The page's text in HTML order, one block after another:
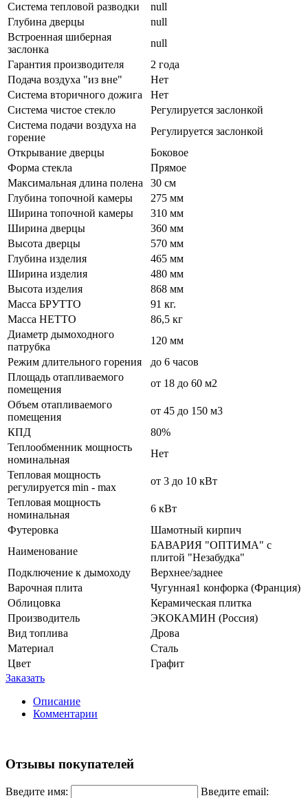
Система тепловой разводки
null
Глубина дверцы
null
Встроенная шиберная
заслонка
null
Гарантия производителя
2 года
Подача воздуха "из вне"
Нет
Система вторичного дожига
Нет
Система чистое стекло
Регулируется заслонкой
Система подачи воздуха на
горение
Регулируется заслонкой
Открывание дверцы
Боковое
Форма стекла
Прямое
Максимальная длина полена
30 см
Глубина топочной камеры
275 мм
Ширина топочной камеры
310 мм
Ширина дверцы
360 мм
Высота дверцы
570 мм
Глубина изделия
465 мм
Ширина изделия
480 мм
Высота изделия
868 мм
Масса БРУТТО
91 кг.
Масса НЕТТО
86,5 кг
Диаметр дымоходного
патрубка
120 мм
Режим длительного горения
до 6 часов
Площадь отапливаемого
помещения
от 18 до 60 м2
Объем отапливаемого
помещения
от 45 до 150 м3
КПД
80%
Теплообменник мощность
номинальная
Нет
Тепловая мощность
регулируется min - max
от 3 до 10 кВт
Тепловая мощность
номинальная
6 кВт
Футеровка
Шамотный кирпич
Наименование
БАВАРИЯ "ОПТИМА" с
плитой "Незабудка"
Подключение к дымоходу
Верхнее/заднее
Варочная плита
Чугунная1 конфорка (Франция)
Облицовка
Керамическая плитка
Производитель
ЭКОКАМИН (Россия)
Вид топлива
Дрова
Материал
Сталь
Цвет
Графит
Заказать
Описание
Комментарии
Отзывы покупателей
Введите имя:
Введите email: